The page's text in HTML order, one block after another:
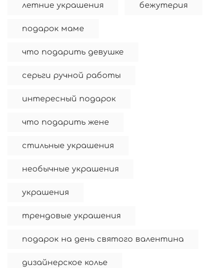
летние украшения бежутерия
подарок маме
что подарить девушке
серьги ручной работы
интересный подарок
что подарить жене
стильные украшения
необычные украшения
украшения
трендовые украшения
подарок на день святого валентина
дизайнерское колье